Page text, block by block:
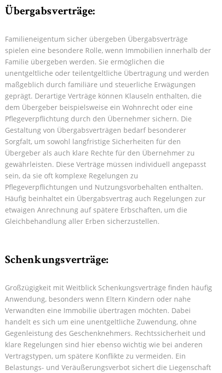
Übergabsverträge:
Familieneigentum sicher übergeben Übergabsverträge
spielen eine besondere Rolle, wenn Immobilien innerhalb der
Familie übergeben werden. Sie ermöglichen die
unentgeltliche oder teilentgeltliche Übertragung und werden
maßgeblich durch familiäre und steuerliche Erwägungen
geprägt. Derartige Verträge können Klauseln enthalten, die
dem Übergeber beispielsweise ein Wohnrecht oder eine
Pflegeverpflichtung durch den Übernehmer sichern. Die
Gestaltung von Übergabsverträgen bedarf besonderer
Sorgfalt, um sowohl langfristige Sicherheiten für den
Übergeber als auch klare Rechte für den Übernehmer zu
gewährleisten. Diese Verträge müssen individuell angepasst
sein, da sie oft komplexe Regelungen zu
Pflegeverpflichtungen und Nutzungsvorbehalten enthalten.
Häufig beinhaltet ein Übergabsvertrag auch Regelungen zur
etwaigen Anrechnung auf spätere Erbschaften, um die
Gleichbehandlung aller Erben sicherzustellen.
Schenkungsverträge:
Großzügigkeit mit Weitblick Schenkungsverträge finden häufig
Anwendung, besonders wenn Eltern Kindern oder nahe
Verwandten eine Immobilie übertragen möchten. Dabei
handelt es sich um eine unentgeltliche Zuwendung, ohne
Gegenleistung des Geschenknehmers. Rechtssicherheit und
klare Regelungen sind hier ebenso wichtig wie bei anderen
Vertragstypen, um spätere Konflikte zu vermeiden. Ein
Belastungs- und Veräußerungsverbot sichert die Liegenschaft